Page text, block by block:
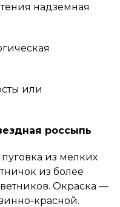
надземная
или
россыпь
из мелких
из более
Окраска —
красной.